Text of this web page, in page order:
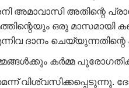
അതിന്റെ
ഒരു
ദാനം
കർമ്മ